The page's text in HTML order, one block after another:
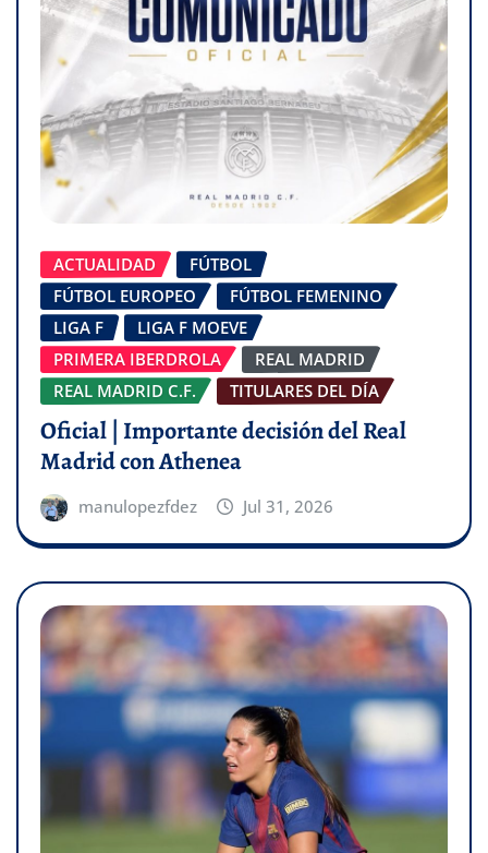
ACTUALIDAD
FÚTBOL
FÚTBOL EUROPEO
FÚTBOL FEMENINO
LIGA F
LIGA F MOEVE
PRIMERA IBERDROLA
REAL MADRID
REAL MADRID C.F.
TITULARES DEL DÍA
Oficial | Importante decisión del Real
Madrid con Athenea
manulopezfdez Jul 31, 2026